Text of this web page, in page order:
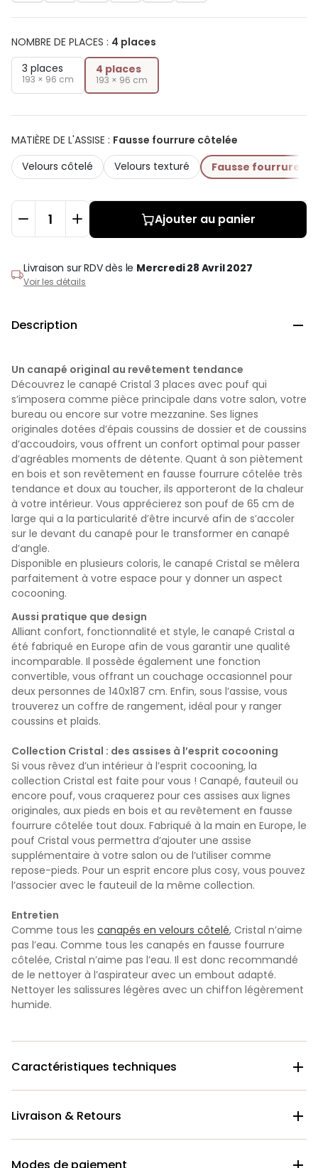
NOMBRE DE PLACES : 4 places
3 places
193 × 96 cm
4 places
193 × 96 cm
MATIÈRE DE L'ASSISE : Fausse fourrure côtelée
Velours côtelé
Velours texturé Fausse fourrure
Ajouter au panier
Livraison sur RDVdès le Mercredi 28 Avril 2027
Voir les détails
Description 
Un canapé original au revêtement tendance
Découvrez le canapé Cristal 3 places avec pouf qui
s’imposera comme pièce principale dans votre salon, votre
bureau ou encore sur votre mezzanine. Ses lignes
originales dotées d’épais coussins de dossier et de coussins
d’accoudoirs, vous offrent un confort optimal pour passer
d’agréables moments de détente. Quant à son piètement
en bois et son revêtement en fausse fourrure côtelée très
tendance et doux au toucher, ils apporteront de la chaleur
à votre intérieur. Vous apprécierez son pouf de 65 cm de
large qui a la particularité d’être incurvé afin de s’accoler
sur le devant du canapé pour le transformer en canapé
d’angle.
Disponible en plusieurs coloris, le canapé Cristal se mêlera
parfaitement à votre espace pour y donner un aspect
cocooning.
Aussi pratique que design
Alliant confort, fonctionnalité et style, le canapé Cristal a
été fabriqué en Europe afin de vous garantir une qualité
incomparable. Il possède également une fonction
convertible, vous offrant un couchage occasionnel pour
deux personnes de 140x187 cm. Enfin, sous l’assise, vous
trouverez un coffre de rangement, idéal pour y ranger
coussins et plaids.
Collection Cristal : des assises à l’esprit cocooning
Si vous rêvez d’un intérieur à l’esprit cocooning, la
collection Cristal est faite pour vous ! Canapé, fauteuil ou
encore pouf, vous craquerez pour ces assises aux lignes
originales, aux pieds en bois et au revêtement en fausse
fourrure côtelée tout doux. Fabriqué à la main en Europe, le
pouf Cristal vous permettra d’ajouter une assise
supplémentaire à votre salon ou de l’utiliser comme
repose-pieds. Pour un esprit encore plus cosy, vous pouvez
l’associer avec le fauteuil de la même collection.
Entretien
Comme tous les canapés en velours côtelé, Cristal n’aime
pas l’eau. Comme tous les canapés en fausse fourrure
côtelée, Cristal n’aime pas l’eau. Il est donc recommandé
de le nettoyer à l’aspirateur avec un embout adapté.
Nettoyer les salissures légères avec un chiffon légèrement
humide.
Caractéristiques techniques 
Livraison & Retours 
Modes de paiement